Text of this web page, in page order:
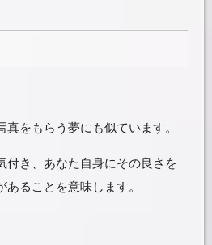
をもらう夢にも似ています。
付き、あなた自身にその良さを
ることを意味します。